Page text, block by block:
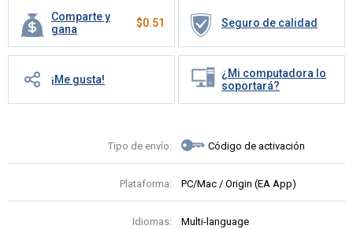
Comparte y
gana
$0.51 Seguro de calidad
¡Me gusta!
¿Mi computadora lo
soportará?
Tipo de envío: Código de activación
Plataforma: PC/Mac / Origin (EA App)
Idiomas: Multi-language